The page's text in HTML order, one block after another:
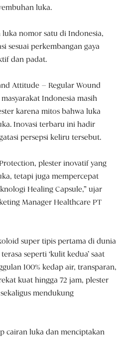
luka.
nomor satu di Indonesia,
sesuai perkembangan gaya
dan padat.
Attitude – Regular Wound
Indonesia masih
karena mitos bahwa luka
Inovasi terbaru ini hadir
persepsi keliru tersebut.
plester inovatif yang
tetapi juga mempercepat
Healing Capsule,” ujar
Manager Healthcare PT
super tipis pertama di dunia
seperti ‘kulit kedua’ saat
100% kedap air, transparan,
kuat hingga 72 jam, plester
mendukung
cairan luka dan menciptakan